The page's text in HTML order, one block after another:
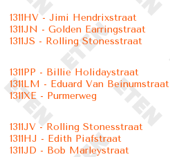
1311HV - Jimi Hendrixstraat
1311JN - Golden Earringstraat
1311JS - Rolling Stonesstraat
1311PP - Billie Holidaystraat
1311LM - Eduard Van Beinumstraat
1311XE - Purmerweg
1311JV - Rolling Stonesstraat
1311HJ - Edith Piafstraat
1311JD - Bob Marleystraat